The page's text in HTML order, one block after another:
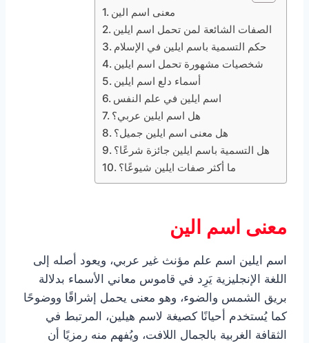
معنى اسم الين
الصفات الشائعة لمن تحمل اسم ايلين
حكم التسمية باسم ايلين في الإسلام
شخصيات مشهورة تحمل اسم ايلين
أسماء دلع اسم ايلين
اسم ايلين في علم النفس
هل اسم ايلين عربي؟
هل معنى اسم ايلين جميل؟
هل التسمية باسم ايلين جائزة شرعًا؟
ما أكثر صفات ايلين شيوعًا؟
معنى اسم الين
اسم ايلين اسم علم مؤنث غير عربي، ويعود أصله إلى
اللغة الإنجليزية يَرِد في قاموس معاني الأسماء بدلالة
بريق الشمس والضوء، وهو معنى يحمل إشراقًا ووضوحًا
كما يُستخدم أحيانًا كصيغة لاسم هيلين، المرتبط في
الثقافة الغربية بالجمال اللافت، ويُفهم منه رمزيًا أن